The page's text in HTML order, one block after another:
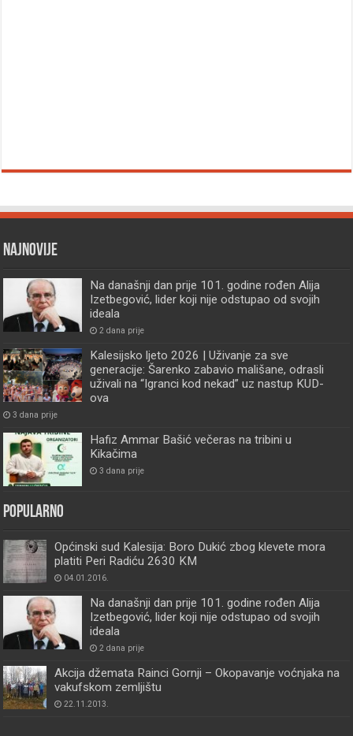
Najnovije
Na današnji dan prije 101. godine rođen Alija
Izetbegović, lider koji nije odstupao od svojih
ideala
2 dana prije
Kalesijsko ljeto 2026 | Uživanje za sve
generacije: Šarenko zabavio mališane, odrasli
uživali na “Igranci kod nekad” uz nastup KUD-
ova
3 dana prije
Hafiz Ammar Bašić večeras na tribini u
Kikačima
3 dana prije
Popularno
Općinski sud Kalesija: Boro Dukić zbog klevete mora
platiti Peri Radiću 2630 KM
04.01.2016.
Na današnji dan prije 101. godine rođen Alija
Izetbegović, lider koji nije odstupao od svojih
ideala
2 dana prije
Akcija džemata Rainci Gornji – Okopavanje voćnjaka na
vakufskom zemljištu
22.11.2013.